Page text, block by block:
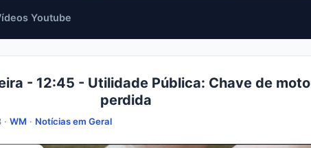
Youtube
- 12:45 - Utilidade Pública: Chave de moto
perdida
·WM · Notícias em Geral